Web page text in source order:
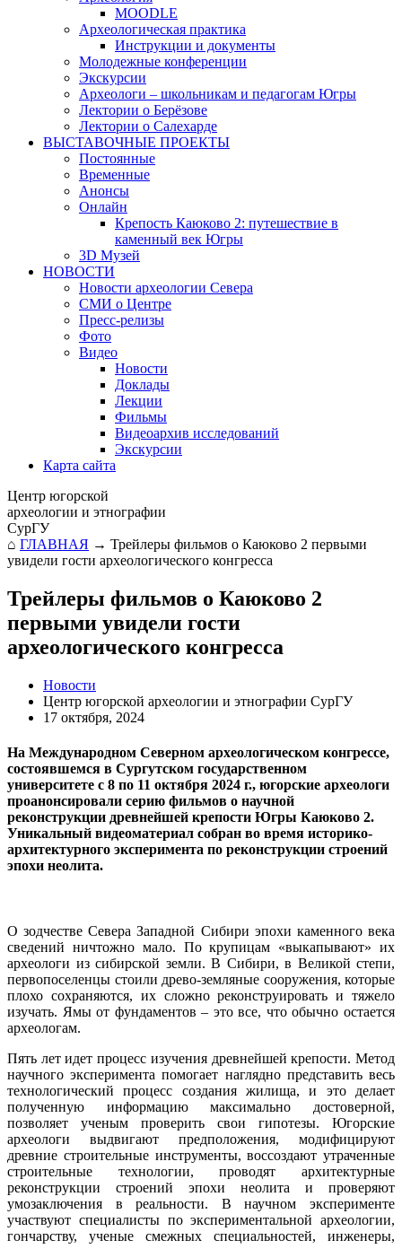
MOODLE
Археологическая практика
Инструкции и документы
Молодежные конференции
Экскурсии
Археологи – школьникам и педагогам Югры
Лектории о Берёзове
Лектории о Салехарде
ВЫСТАВОЧНЫЕ ПРОЕКТЫ
Постоянные
Временные
Анонсы
Онлайн
Крепость Каюково 2: путешествие в
каменный век Югры
3D Музей
НОВОСТИ
Новости археологии Севера
СМИ о Центре
Пресс-релизы
Фото
Видео
Новости
Доклады
Лекции
Фильмы
Видеоархив исследований
Экскурсии
Карта сайта
Центр югорской
археологии и этнографии
СурГУ
⌂ ГЛАВНАЯ → Трейлеры фильмов о Каюково 2 первыми
увидели гости археологического конгресса
Трейлеры фильмов о Каюково 2
первыми увидели гости
археологического конгресса
Новости
Центр югорской археологии и этнографии СурГУ
17 октября, 2024
На Международном Северном археологическом конгрессе,
состоявшемся в Сургутском государственном
университете с 8 по 11 октября 2024 г., югорские археологи
проанонсировали серию фильмов о научной
реконструкции древнейшей крепости Югры Каюково 2.
Уникальный видеоматериал собран во время историко-
архитектурного эксперимента по реконструкции строений
эпохи неолита.
О зодчестве Севера Западной Сибири эпохи каменного века
сведений ничтожно мало. По крупицам «выкапывают» их
археологи из сибирской земли. В Сибири, в Великой степи,
первопоселенцы стоили древо-земляные сооружения, которые
плохо сохраняются, их сложно реконструировать и тяжело
изучать. Ямы от фундаментов – это все, что обычно остается
археологам.
Пять лет идет процесс изучения древнейшей крепости. Метод
научного эксперимента помогает наглядно представить весь
технологический процесс создания жилища, и это делает
полученную информацию максимально достоверной,
позволяет ученым проверить свои гипотезы. Югорские
археологи выдвигают предположения, модифицируют
древние строительные инструменты, воссоздают утраченные
строительные технологии, проводят архитектурные
реконструкции строений эпохи неолита и проверяют
умозаключения в реальности. В научном эксперименте
участвуют специалисты по экспериментальной археологии,
гончарству, ученые смежных специальностей, инженеры,